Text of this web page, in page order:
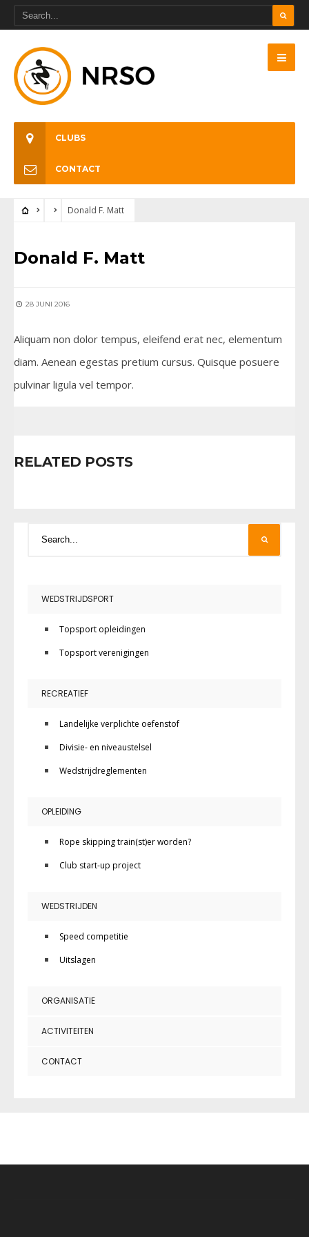
CLUBS
CONTACT
Donald F. Matt
Donald F. Matt
28 JUNI 2016
Aliquam non dolor tempus, eleifend erat nec, elementum
diam. Aenean egestas pretium cursus. Quisque posuere
pulvinar ligula vel tempor.
RELATED POSTS
WEDSTRIJDSPORT
Topsport opleidingen
Topsport verenigingen
RECREATIEF
Landelijke verplichte oefenstof
Divisie- en niveaustelsel
Wedstrijdreglementen
OPLEIDING
Rope skipping train(st)er worden?
Club start-up project
WEDSTRIJDEN
Speed competitie
Uitslagen
ORGANISATIE
ACTIVITEITEN
CONTACT